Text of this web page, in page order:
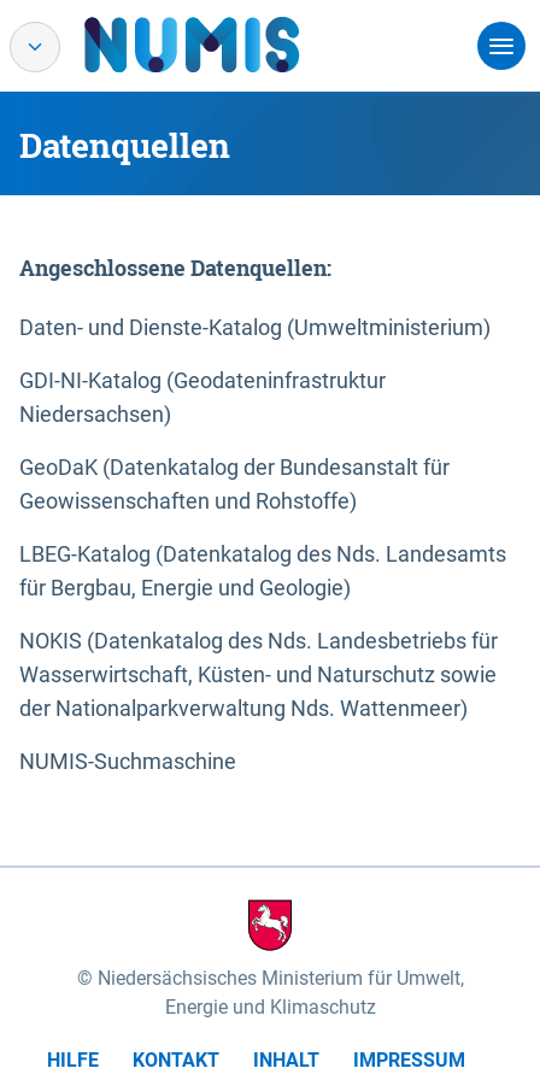
Datenquellen
Angeschlossene Datenquellen:
Daten- und Dienste-Katalog (Umweltministerium)
GDI-NI-Katalog (Geodateninfrastruktur
Niedersachsen)
GeoDaK (Datenkatalog der Bundesanstalt für
Geowissenschaften und Rohstoffe)
LBEG-Katalog (Datenkatalog des Nds. Landesamts
für Bergbau, Energie und Geologie)
NOKIS (Datenkatalog des Nds. Landesbetriebs für
Wasserwirtschaft, Küsten- und Naturschutz sowie
der Nationalparkverwaltung Nds. Wattenmeer)
NUMIS-Suchmaschine
Niedersächsisches Ministerium für Umwelt,
Energie und Klimaschutz
HILFE KONTAKT INHALT
IMPRESSUM